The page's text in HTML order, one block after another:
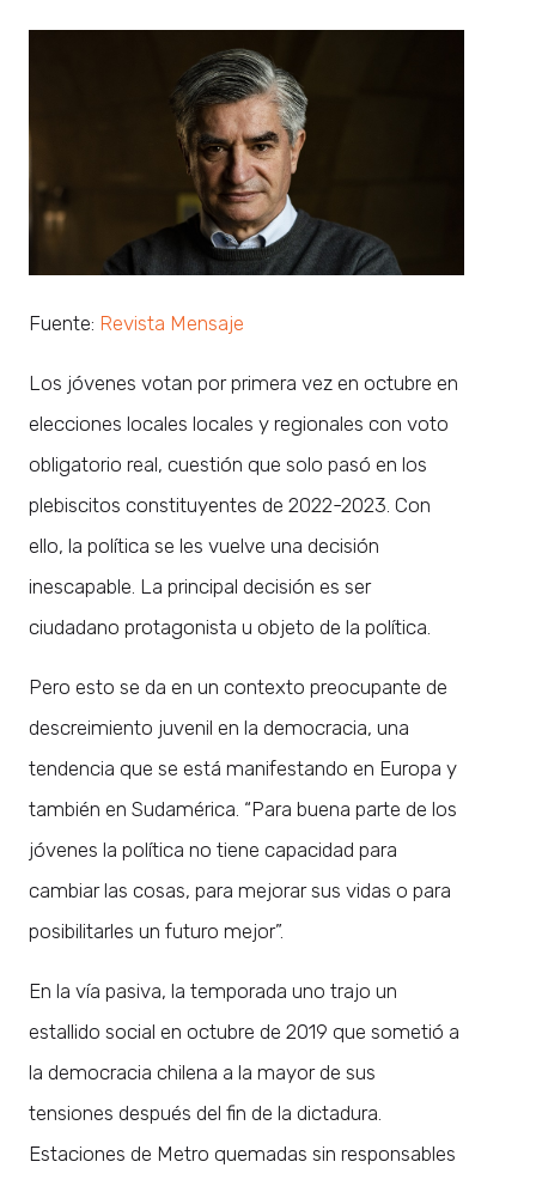
Fuente: Revista Mensaje
Los jóvenes votan por primera vez en octubre en
elecciones locales locales y regionales con voto
obligatorio real, cuestión que solo pasó en los
plebiscitos constituyentes de 2022-2023. Con
ello, la política se les vuelve una decisión
inescapable. La principal decisión es ser
ciudadano protagonista u objeto de la política.
Pero esto se da en un contexto preocupante de
descreimiento juvenil en la democracia, una
tendencia que se está manifestando en Europa y
también en Sudamérica. “Para buena parte de los
jóvenes la política no tiene capacidad para
cambiar las cosas, para mejorar sus vidas o para
posibilitarles un futuro mejor”.
En la vía pasiva, la temporada uno trajo un
estallido social en octubre de 2019 que sometió a
la democracia chilena a la mayor de sus
tensiones después del fin de la dictadura.
Estaciones de Metro quemadas sin responsables